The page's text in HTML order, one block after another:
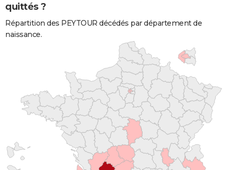
quittés ?
Répartition des PEYTOUR décédés par département de
naissance.